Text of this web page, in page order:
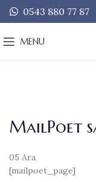
0543 880 77 87
MENU
MailPoet
05 Ara
[mailpoet_page]